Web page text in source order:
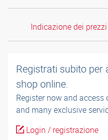
Indicazione dei
Registrati subito per
shop online.
Register now and
and many exclusive
Login / registrazione